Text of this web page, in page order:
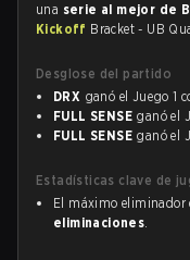
una serie al mejor de
Kickoff Bracket - UB
Desglose del partido
DRX ganó el Juego 1
FULL SENSE ganó el
FULL SENSE ganó el
Estadísticas clave de
El máximo
eliminaciones.